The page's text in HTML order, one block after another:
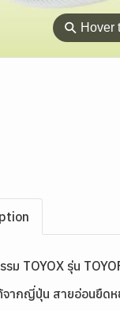
⚲ Hover
ม TOYOX รุ่น
จากญี่ปุ่น สายอ่อนยืด